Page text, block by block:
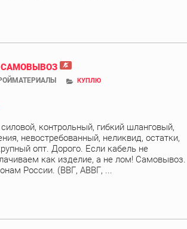
САМОВЫВОЗ
КУПЛЮ
контрольный, гибкий шланговый,
невостребованный, неликвид, остатки,
опт. Дорого. Если кабель не
как изделие, а не лом! Самовывоз.
России. (ВВГ, АВВГ, ...